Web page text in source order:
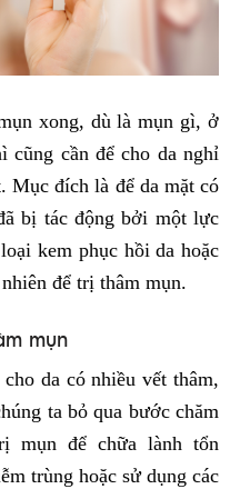
xong, dù là mụn gì, ở
cần để cho da nghỉ
Mục đích là để da mặt có
bị tác động bởi một lực
kem phục hồi da hoặc
để trị thâm mụn.
mụn
da có nhiều vết thâm,
ta bỏ qua bước chăm
mụn để chữa lành tổn
trùng hoặc sử dụng các